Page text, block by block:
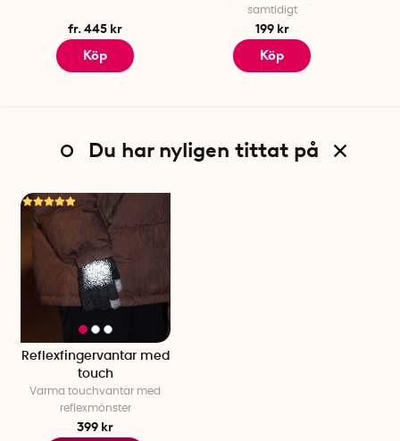
fr. 445 kr
Köp
samtidigt
199 kr
Köp
Du har nyligen tittat på
Reflexfingervantar med
touch
Varma touchvantar med
reflexmönster
399 kr